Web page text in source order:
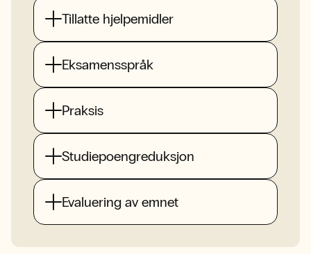
Tillatte hjelpemidler
Eksamensspråk
Praksis
Studiepoengreduksjon
Evaluering av emnet